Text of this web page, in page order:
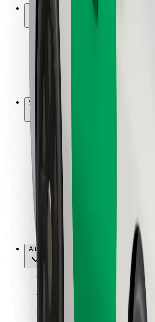
Soluzioni Per la Città
Aeroporti
Stazioni di ricarica
Supporto
Per i conducenti
Per corrieri
Bolt Food
Per i proprietari di flotta
Bolt per le aziende
Altro